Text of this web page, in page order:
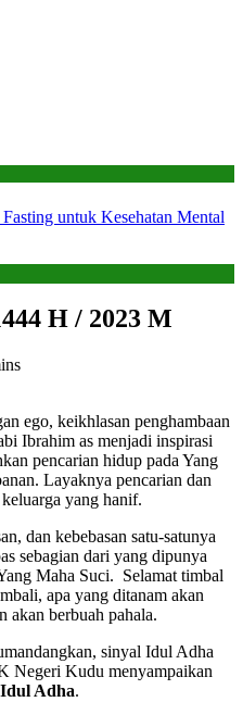
untuk Kesehatan Mental
H / 2023 M
ego, keikhlasan penghambaan
Ibrahim as menjadi inspirasi
pencarian hidup pada Yang
Layaknya pencarian dan
yang hanif.
dan kebebasan satu-satunya
sebagian dari yang dipunya
Maha Suci. Selamat timbal
apa yang ditanam akan
akan berbuah pahala.
sinyal Idul Adha
Negeri Kudu menyampaikan
Adha.